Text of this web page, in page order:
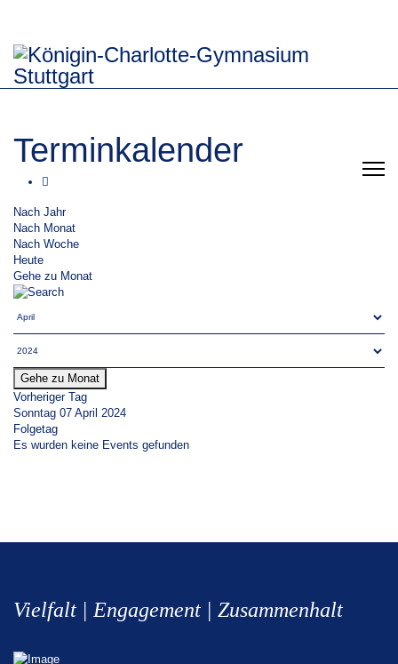
Terminkalender
Nach Jahr
Nach Monat
Nach Woche
Heute
Gehe zu Monat
Gehe zu Monat
Vorheriger Tag
Sonntag 07 April 2024
Folgetag
Es wurden keine Events gefunden
Vielfalt | Engagement | Zusammenhalt